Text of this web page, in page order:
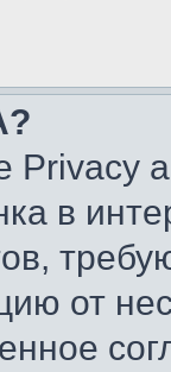
Privacy
в
от